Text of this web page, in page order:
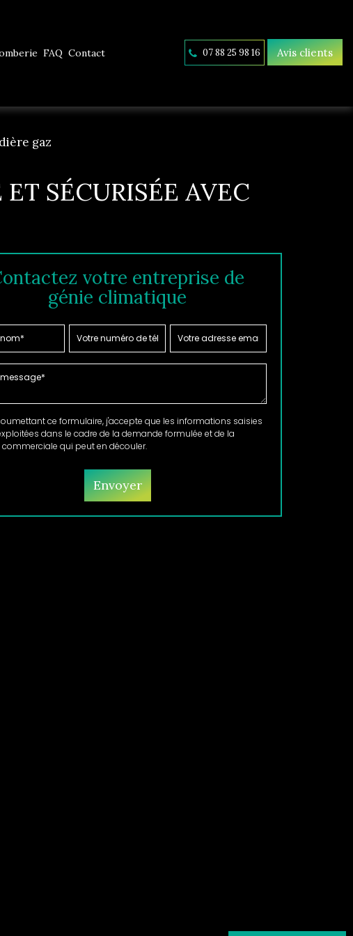
FAQ Contact 07 88 25 98 16 Avis clients
gaz
SÉCURISÉE AVEC
votre entreprise de
génie climatique
ce formulaire, j'accepte que les informations saisies
dans le cadre de la demande formulée et de la
commerciale qui peut en découler.